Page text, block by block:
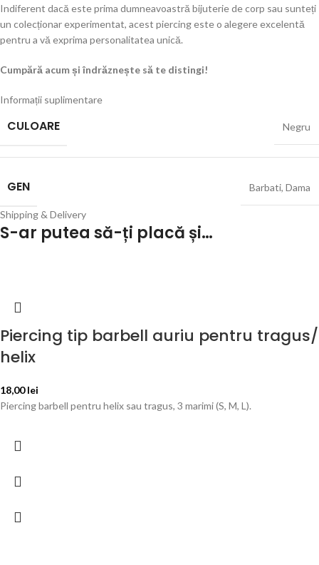
Indiferent dacă este prima dumneavoastră bijuterie de corp sau sunteți
un colecționar experimentat, acest piercing este o alegere excelentă
pentru a vă exprima personalitatea unică.
Cumpără acum și îndrăznește să te distingi!
Informații suplimentare
CULOARE Negru
GEN Barbati, Dama
Shipping & Delivery
S-ar putea să-ți placă și…
Piercing tip barbell auriu pentru tragus/
helix
18,00lei
Piercing barbell pentru helix sau tragus, 3 marimi (S, M, L).